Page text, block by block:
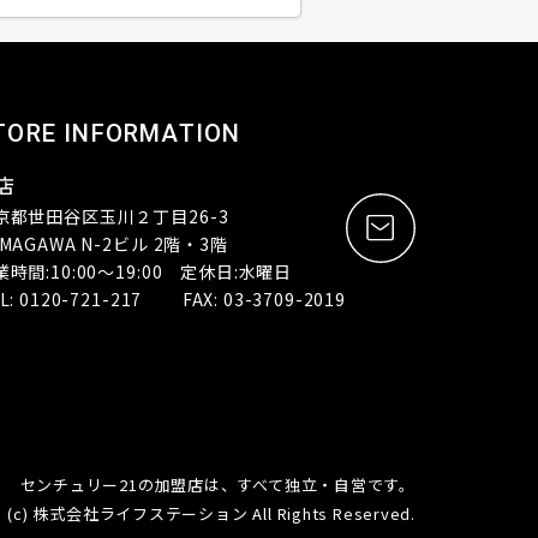
INFORMATION
都世田谷区玉川２丁目26-3
N-2ビル 2階・3階
時間:10:00～19:00 定休日:水曜日
0120-721-217 FAX: 03-3709-2019
センチュリー21の加盟店は、すべて独立・自営です。
(c) 株式会社ライフステーション All Rights Reserved.